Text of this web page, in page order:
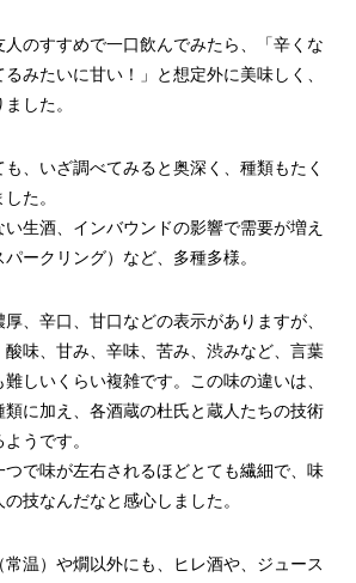
人のすすめで一口飲んでみたら、「辛くな
みたいに甘い！」と想定外に美味しく、
した。
、いざ調べてみると奥深く、種類もたく
た。
生酒、インバウンドの影響で需要が増え
ークリング）など、多種多様。
、辛口、甘口などの表示がありますが、
味、甘み、辛味、苦み、渋みなど、言葉
しいくらい複雑です。この味の違いは、
に加え、各酒蔵の杜氏と蔵人たちの技術
うです。
で味が左右されるほどとても繊細で、味
技なんだなと感心しました。
温）や燗以外にも、ヒレ酒や、ジュース